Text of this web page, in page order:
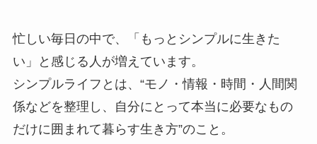
忙しい毎日の中で、「もっとシンプルに生きた
い」と感じる人が増えています。
シンプルライフとは、“モノ・情報・時間・人間関
係などを整理し、自分にとって本当に必要なもの
だけに囲まれて暮らす生き方”のこと。